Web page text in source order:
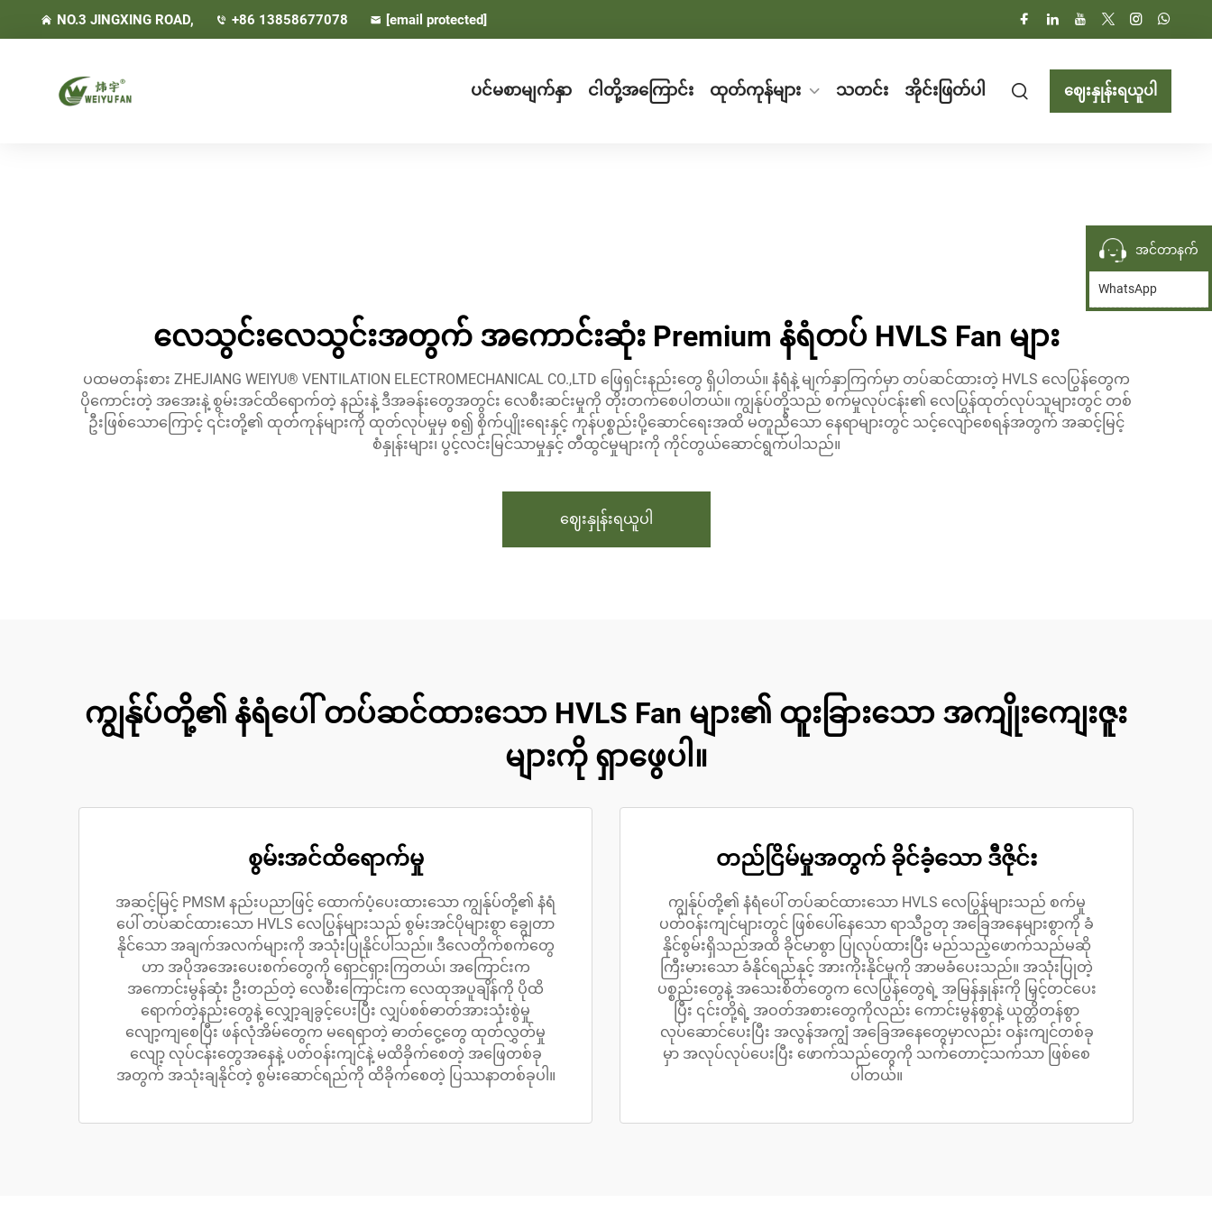
NO.3 JINGXING ROAD, +86 13858677078 [email protected]
ပင်မစာမျက်နှာ ငါတို့အကြောင်း ထုတ်ကုန်များ သတင်း အိုင်းဖြတ်ပါ ဈေးနှုန်းရယူပါ
လေသွင်းလေသွင်းအတွက် အကောင်းဆုံး Premium နံရံတပ် HVLS Fan များ
ပထမတန်းစား ZHEJIANG WEIYU® VENTILATION ELECTROMECHANICAL CO.,LTD ဖြေရှင်းနည်းတွေ ရှိပါတယ်။ နံရံနဲ့ မျက်နှာကြက်မှာ တပ်ဆင်ထားတဲ့ HVLS လေပြွန်တွေက
ပိုကောင်းတဲ့ အအေးနဲ့ စွမ်းအင်ထိရောက်တဲ့ နည်းနဲ့ ဒီအခန်းတွေအတွင်း လေစီးဆင်းမှုကို တိုးတက်စေပါတယ်။ ကျွန်ုပ်တို့သည် စက်မှုလုပ်ငန်း၏ လေပြွန်ထုတ်လုပ်သူများတွင် တစ်
ဦးဖြစ်သောကြောင့် ၎င်းတို့၏ ထုတ်ကုန်များကို ထုတ်လုပ်မှုမှ စ၍ စိုက်ပျိုးရေးနှင့် ကုန်ပစ္စည်းပို့ဆောင်ရေးအထိ မတူညီသော နေရာများတွင် သင့်လျော်စေရန်အတွက် အဆင့်မြင့်
စံနှုန်းများ၊ ပွင့်လင်းမြင်သာမှုနှင့် တီထွင်မှုများကို ကိုင်တွယ်ဆောင်ရွက်ပါသည်။
ဈေးနှုန်းရယူပါ
ကျွန်ုပ်တို့၏ နံရံပေါ် တပ်ဆင်ထားသော HVLS Fan များ၏ ထူးခြားသော အကျိုးကျေးဇူး
များကို ရှာဖွေပါ။
စွမ်းအင်ထိရောက်မှု
အဆင့်မြင့် PMSM နည်းပညာဖြင့် ထောက်ပံ့ပေးထားသော ကျွန်ုပ်တို့၏ နံရံ
ပေါ် တပ်ဆင်ထားသော HVLS လေပြွန်များသည် စွမ်းအင်ပိုများစွာ ချွေတာ
နိုင်သော အချက်အလက်များကို အသုံးပြုနိုင်ပါသည်။ ဒီလေတိုက်စက်တွေ
ဟာ အပိုအအေးပေးစက်တွေကို ရှောင်ရှားကြတယ်၊ အကြောင်းက
အကောင်းမွန်ဆုံး ဦးတည်တဲ့ လေစီးကြောင်းက လေထုအပူချိန်ကို ပိုထိ
ရောက်တဲ့နည်းတွေနဲ့ လျှော့ချခွင့်ပေးပြီး လျှပ်စစ်ဓာတ်အားသုံးစွဲမှု
လျော့ကျစေပြီး ဖန်လုံအိမ်တွေက မရေရာတဲ့ ဓာတ်ငွေ့တွေ ထုတ်လွှတ်မှု
လျော့ လုပ်ငန်းတွေအနေနဲ့ ပတ်ဝန်းကျင်နဲ့ မထိခိုက်စေတဲ့ အဖြေတစ်ခု
အတွက် အသုံးချနိုင်တဲ့ စွမ်းဆောင်ရည်ကို ထိခိုက်စေတဲ့ ပြဿနာတစ်ခုပါ။
တည်ငြိမ်မှုအတွက် ခိုင်ခံ့သော ဒီဇိုင်း
ကျွန်ုပ်တို့၏ နံရံပေါ် တပ်ဆင်ထားသော HVLS လေပြွန်များသည် စက်မှု
ပတ်ဝန်းကျင်များတွင် ဖြစ်ပေါ်နေသော ရာသီဥတု အခြေအနေများစွာကို ခံ
နိုင်စွမ်းရှိသည်အထိ ခိုင်မာစွာ ပြုလုပ်ထားပြီး မည်သည့်ဖောက်သည်မဆို
ကြီးမားသော ခံနိုင်ရည်နှင့် အားကိုးနိုင်မှုကို အာမခံပေးသည်။ အသုံးပြုတဲ့
ပစ္စည်းတွေနဲ့ အသေးစိတ်တွေက လေပြွန်တွေရဲ့ အမြန်နှုန်းကို မြှင့်တင်ပေး
ပြီး ၎င်းတို့ရဲ့ အဝတ်အစားတွေကိုလည်း ကောင်းမွန်စွာနဲ့ ယုတ္တိတန်စွာ
လုပ်ဆောင်ပေးပြီး အလွန်အကျွံ အခြေအနေတွေမှာလည်း ဝန်းကျင်တစ်ခု
မှာ အလုပ်လုပ်ပေးပြီး ဖောက်သည်တွေကို သက်တောင့်သက်သာ ဖြစ်စေ
ပါတယ်။
အင်တာနက်
WhatsApp